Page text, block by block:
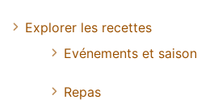
Explorer les recettes
Evénements et saison
Repas